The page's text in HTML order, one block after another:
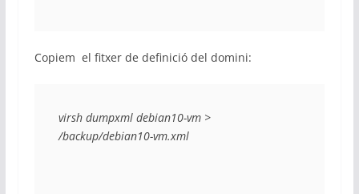
Copiem el fitxer de definició del domini:
virsh dumpxml debian10-vm >
/backup/debian10-vm.xml